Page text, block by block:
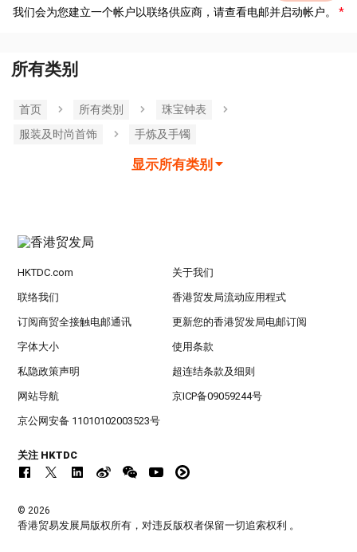
我们会为您建立一个帐户以联络供应商，请查看电邮并启动帐户。
所有类别
首页 所有类別
珠宝钟表
服装及时尚首饰
手炼及手镯
显示所有类别
HKTDC.com 关于我们
联络我们 香港贸发局流动应用程式
订阅商贸全接触电邮通讯 更新您的香港贸发局电邮订阅
字体大小 使用条款
私隐政策声明 超连结条款及细则
网站导航 京ICP备09059244号
京公网安备 11010102003523号
关注 HKTDC
© 2026
香港贸易发展局版权所有，对违反版权者保留一切追索权利 。